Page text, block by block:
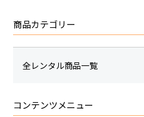
商品カテゴリー
全レンタル商品一覧
コンテンツメニュー